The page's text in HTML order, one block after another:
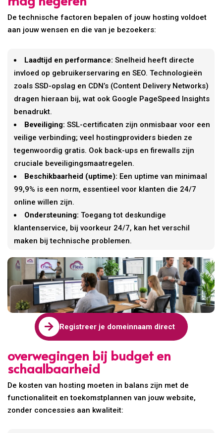
De technische factoren bepalen of jouw hosting voldoet
aan jouw wensen en die van je bezoekers:
Laadtijd en performance: Snelheid heeft directe
invloed op gebruikerservaring en SEO. Technologieën
zoals SSD-opslag en CDN’s (Content Delivery Networks)
dragen hieraan bij, wat ook Google PageSpeed Insights
benadrukt.
Beveiliging: SSL-certificaten zijn onmisbaar voor een
veilige verbinding; veel hostingproviders bieden ze
tegenwoordig gratis. Ook back-ups en firewalls zijn
cruciale beveiligingsmaatregelen.
Beschikbaarheid (uptime): Een uptime van minimaal
99,9% is een norm, essentieel voor klanten die 24/7
online willen zijn.
Ondersteuning: Toegang tot deskundige
klantenservice, bij voorkeur 24/7, kan het verschil
maken bij technische problemen.
 Registreer je domeinnaam direct
overwegingen bij budget en
schaalbaarheid
De kosten van hosting moeten in balans zijn met de
functionaliteit en toekomstplannen van jouw website,
zonder concessies aan kwaliteit: